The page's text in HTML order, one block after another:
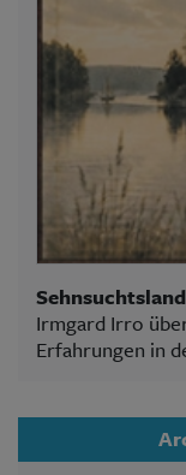
Irmgard Irro
Erfahrungen in